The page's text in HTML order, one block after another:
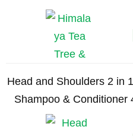
Head and Shoulders 2 in
Shampoo & Conditioner